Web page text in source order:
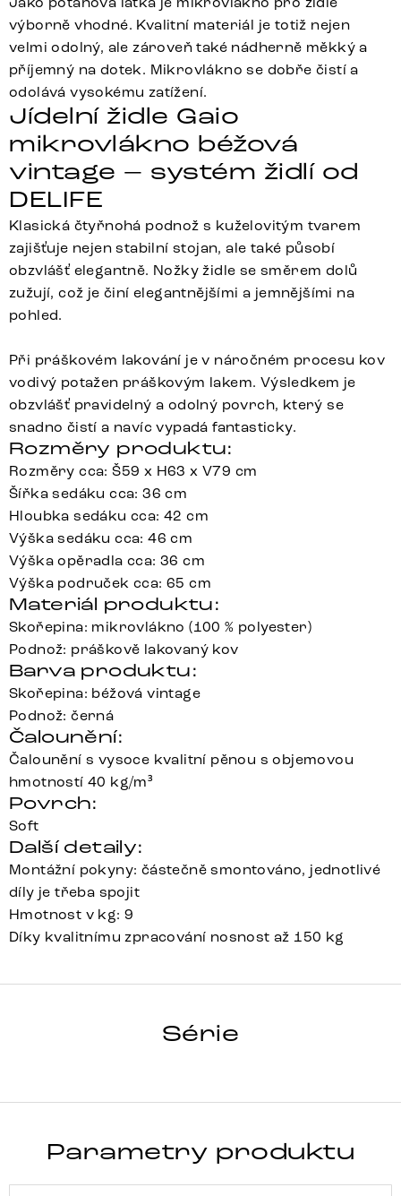
výborně vhodné. Kvalitní materiál je totiž nejen
velmi odolný, ale zároveň také nádherně měkký a
příjemný na dotek. Mikrovlákno se dobře čistí a
odolává vysokému zatížení.
Jídelní židle Gaio
mikrovlákno béžová
vintage – systém židlí od
DELIFE
Klasická čtyřnohá podnož s kuželovitým tvarem
zajišťuje nejen stabilní stojan, ale také působí
obzvlášť elegantně. Nožky židle se směrem dolů
zužují, což je činí elegantnějšími a jemnějšími na
pohled.
Při práškovém lakování je v náročném procesu kov
vodivý potažen práškovým lakem. Výsledkem je
obzvlášť pravidelný a odolný povrch, který se
snadno čistí a navíc vypadá fantasticky.
Rozměry produktu:
Rozměry cca: Š59 x H63 x V79 cm
Šířka sedáku cca: 36 cm
Hloubka sedáku cca: 42 cm
Výška sedáku cca: 46 cm
Výška opěradla cca: 36 cm
Výška područek cca: 65 cm
Materiál produktu:
Skořepina: mikrovlákno (100 % polyester)
Podnož: práškově lakovaný kov
Barva produktu:
Skořepina: béžová vintage
Podnož: černá
Čalounění:
Čalounění s vysoce kvalitní pěnou s objemovou
hmotností 40 kg/m³
Povrch:
Soft
Další detaily:
Montážní pokyny: částečně smontováno, jednotlivé
díly je třeba spojit
Hmotnost v kg: 9
Díky kvalitnímu zpracování nosnost až 150 kg
Série
GAIO-FLEX
Parametry produktu